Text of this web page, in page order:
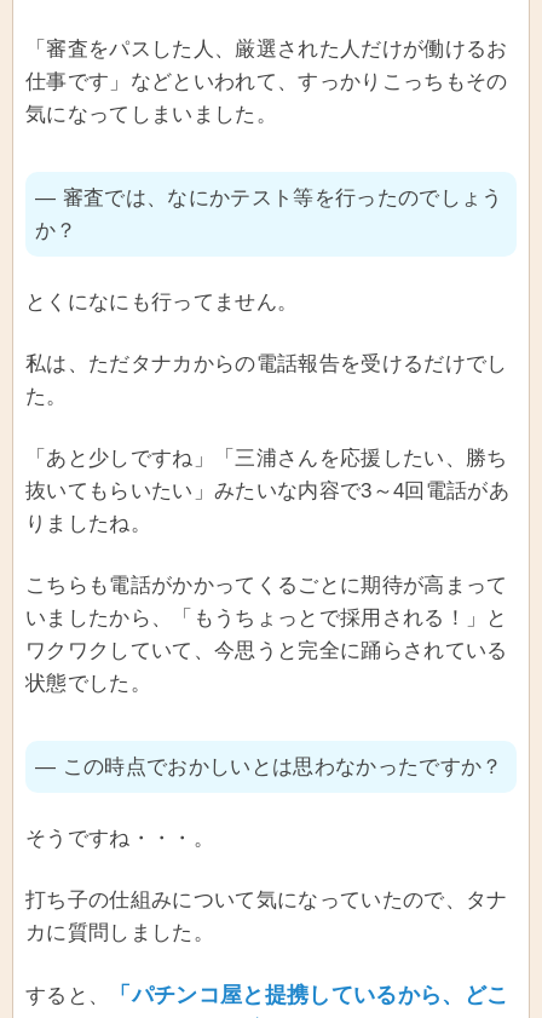
「審査をパスした人、厳選された人だけが働けるお
仕事です」などといわれて、すっかりこっちもその
気になってしまいました。
― 審査では、なにかテスト等を行ったのでしょう
か？
とくになにも行ってません。
私は、ただタナカからの電話報告を受けるだけでし
た。
「あと少しですね」「三浦さんを応援したい、勝ち
抜いてもらいたい」みたいな内容で3～4回電話があ
りましたね。
こちらも電話がかかってくるごとに期待が高まって
いましたから、「もうちょっとで採用される！」と
ワクワクしていて、今思うと完全に踊らされている
状態でした。
― この時点でおかしいとは思わなかったですか？
そうですね・・・。
打ち子の仕組みについて気になっていたので、タナ
カに質問しました。
すると、
「パチンコ屋と提携しているから、どこ